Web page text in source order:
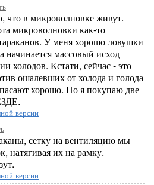
что в микроволновке живут.
микроволновки как-то
У меня хорошо ловушки
массовый исход
холодов. Кстати, сейчас - это
ошалевших от холода и голода
хорошо. Но я покупаю две
версии
сетку на вентиляцию мы
натягивая их на рамку.
версии